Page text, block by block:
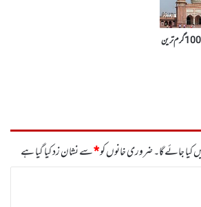
بھارت شدید گرمی کی لہر کی زد میں، دنیاکے 100 گرم ترین
جائے گا۔ضروری خانوں کو*سے نشان زد کیا گیا ہے